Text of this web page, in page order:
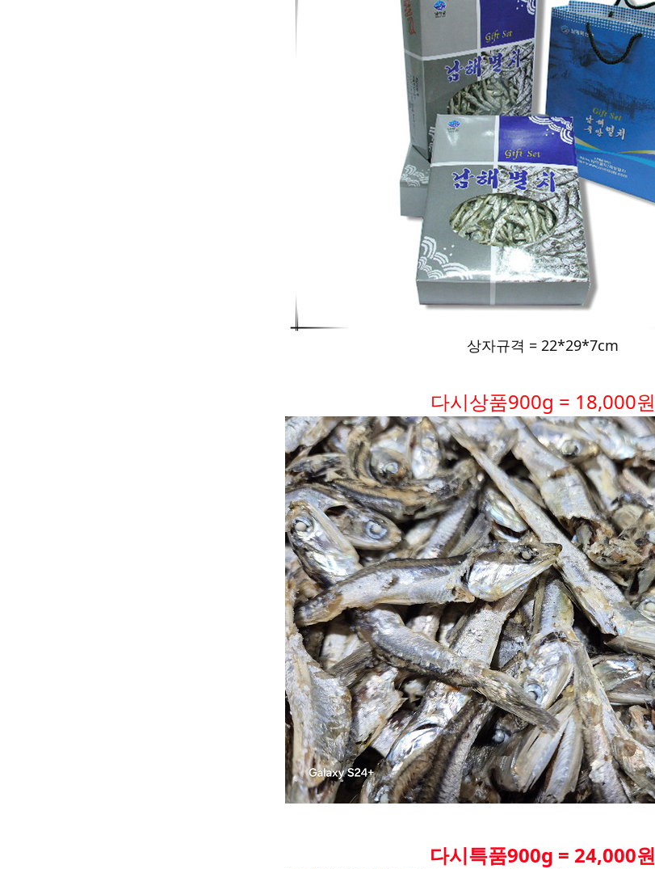
상자규격 = 22*29*7cm
다시상품900g = 18,000원
다시특품900g = 24,000원